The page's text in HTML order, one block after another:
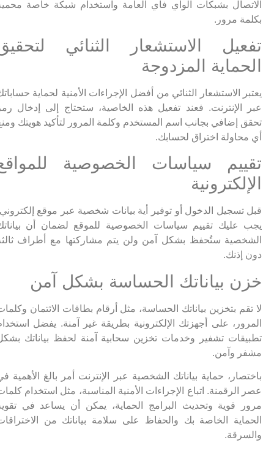
الاتصال بشبكات الواي فاي العامة واستخدام شبكة خاصة محمية
بكلمة مرور.
تفعيل الاستشعار الثنائي لتحقيق
الحماية المزدوجة
يعتبر الاستشعار الثنائي من أفضل الإجراءات الأمنية لحماية حساباتك
عبر الإنترنت. فعند تفعيل هذه الخاصية، ستحتاج إلى إدخال رمز
تحقق إضافي بجانب اسم المستخدم وكلمة المرور لتأكيد هويتك ومنع
أي محاولة اختراق لحسابك.
تقييم سياسات الخصوصية للمواقع
الإلكترونية
قبل تسجيل الدخول أو توفير أية بيانات شخصية عبر موقع إلكتروني،
يجب عليك تقييم سياسات الخصوصية للموقع لضمان أن بياناتك
الشخصية ستُحفظ بشكل آمن ولن يتم مشاركتها مع أطراف ثالثة
دون إذنك.
خزن بياناتك الحساسة بشكل آمن
لا تقم بتخزين بياناتك الحساسة، مثل أرقام بطاقات الائتمان وكلمات
المرور، على أجهزتك الإلكترونية بطريقة غير آمنة. يفضل استخدام
تطبيقات تشفير وخدمات تخزين سحابية آمنة لحفظ بياناتك بشكل
مشفر وآمن.
باختصار، حماية بياناتك الشخصية عبر الإنترنت أمر بالغ الأهمية في
عصر الرقمنة. اتباع الإجراءات الأمنية المناسبة، مثل استخدام كلمات
مرور قوية وتحديث البرامج الحماية، يمكن أن يساعد في تقوية
الحماية الخاصة بك والحفاظ على سلامة بياناتك من الاختراقات
والسرقة.